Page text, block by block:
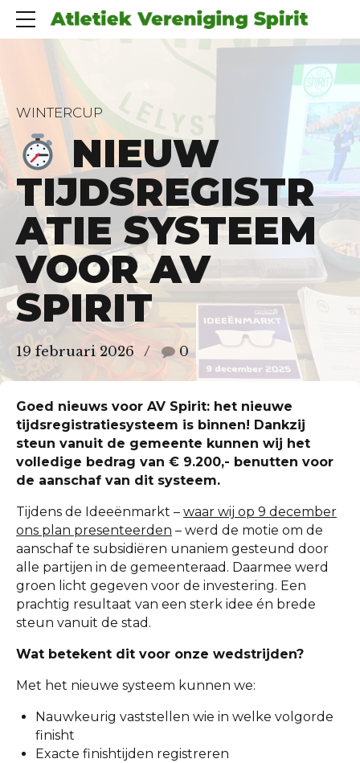
WINTERCUP
NIEUW
TIJDSREGISTR
ATIE SYSTEEM
VOOR AV
SPIRIT
19 februari 2026 0
Goed nieuws voor AV Spirit: het nieuwe
tijdsregistratiesysteem is binnen! Dankzij
steun vanuit de gemeente kunnen wij het
volledige bedrag van € 9.200,- benutten voor
de aanschaf van dit systeem.
Tijdens de Ideeënmarkt – waar wij op 9 december
ons plan presenteerden – werd de motie om de
aanschaf te subsidiëren unaniem gesteund door
alle partijen in de gemeenteraad. Daarmee werd
groen licht gegeven voor de investering. Een
prachtig resultaat van een sterk idee én brede
steun vanuit de stad.
Wat betekent dit voor onze wedstrijden?
Met het nieuwe systeem kunnen we:
Nauwkeurig vaststellen wie in welke volgorde
finisht
Exacte finishtijden registreren